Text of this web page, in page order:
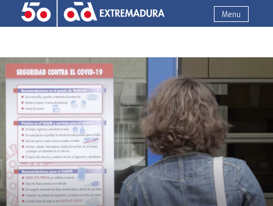
mecánico independiente. AD Grupo Felipe Pariente
Menu